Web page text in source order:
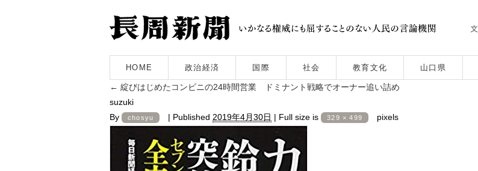
HOME 政治経済 国際 社会 教育文化 山口県
← 綻びはじめたコンビニの24時間営業 ドミナント戦略でオーナー追い詰め
suzuki
By
chosyu | Published 2019年4月30日 | Full size is 329 × 499 pixels